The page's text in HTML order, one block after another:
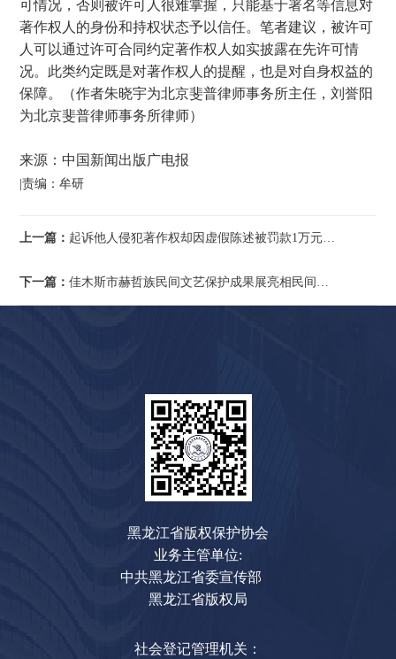
可情况，否则被许可人很难掌握，只能基于署名等信息对
著作权人的身份和持权状态予以信任。笔者建议，被许可
人可以通过许可合同约定著作权人如实披露在先许可情
况。此类约定既是对著作权人的提醒，也是对自身权益的
保障。（作者朱晓宇为北京斐普律师事务所主任，刘誉阳
为北京斐普律师事务所律师）
来源：中国新闻出版广电报
|责编：牟研
上一篇： 起诉他人侵犯著作权却因虚假陈述被罚款1万元——共建AI时代诚信诉讼环境
下一篇：佳木斯市赫哲族民间文艺保护成果展亮相民间文艺版权保护与促进国际研讨会
黑龙江省版权保护协会
业务主管单位:
中共黑龙江省委宣传部
黑龙江省版权局
社会登记管理机关：